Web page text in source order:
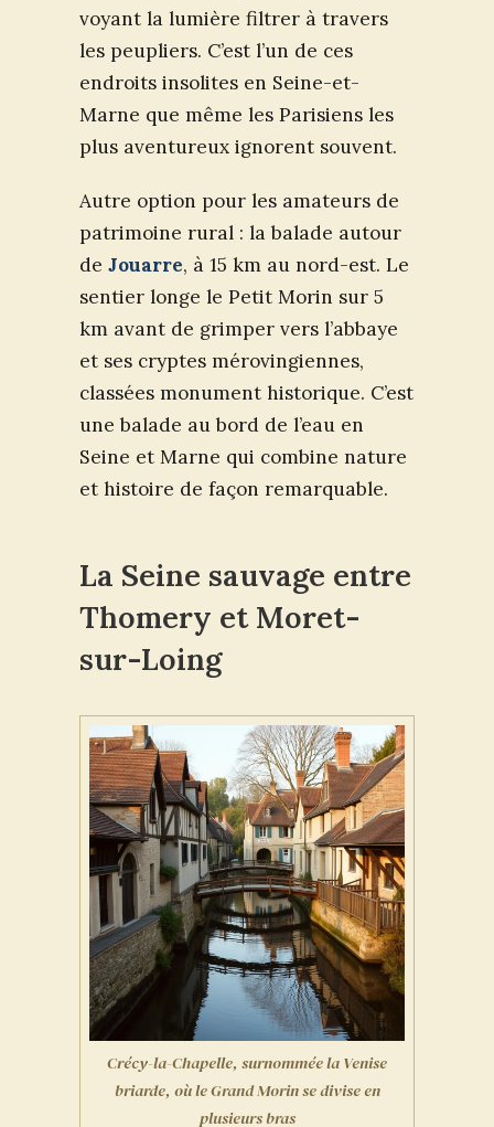
voyant la lumière filtrer à travers
les peupliers. C’est l’un de ces
endroits insolites en Seine-et-
Marne que même les Parisiens les
plus aventureux ignorent souvent.
Autre option pour les amateurs de
patrimoine rural : la balade autour
de Jouarre, à 15 km au nord-est. Le
sentier longe le Petit Morin sur 5
km avant de grimper vers l’abbaye
et ses cryptes mérovingiennes,
classées monument historique. C’est
une balade au bord de l’eau en
Seine et Marne qui combine nature
et histoire de façon remarquable.
La Seine sauvage entre
Thomery et Moret-
sur-Loing
Crécy-la-Chapelle, surnommée la Venise
briarde, où le Grand Morin se divise en
plusieurs bras